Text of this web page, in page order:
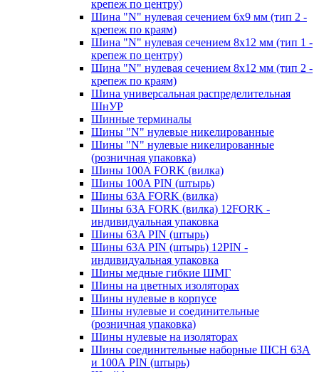
крепеж по центру)
Шина "N" нулевая сечением 6х9 мм (тип 2 -
крепеж по краям)
Шина "N" нулевая сечением 8х12 мм (тип 1 -
крепеж по центру)
Шина "N" нулевая сечением 8х12 мм (тип 2 -
крепеж по краям)
Шина универсальная распределительная
ШнУР
Шинные терминалы
Шины "N" нулевые никелированные
Шины "N" нулевые никелированные
(розничная упаковка)
Шины 100A FORK (вилка)
Шины 100A PIN (штырь)
Шины 63A FORK (вилка)
Шины 63A FORK (вилка) 12FORK -
индивидуальная упаковка
Шины 63A PIN (штырь)
Шины 63A PIN (штырь) 12PIN -
индивидуальная упаковка
Шины медные гибкие ШМГ
Шины на цветных изоляторах
Шины нулевые в корпусе
Шины нулевые и соединительные
(розничная упаковка)
Шины нулевые на изоляторах
Шины соединительные наборные ШСН 63A
и 100А PIN (штырь)